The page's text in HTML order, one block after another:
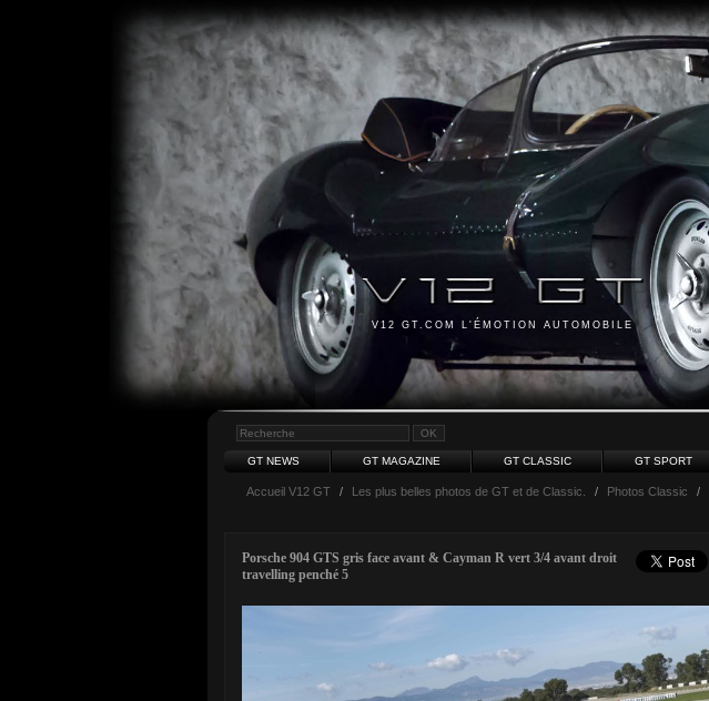
V12 GT.COM L'ÉMOTION AUTOMOBILE
GT NEWS GT MAGAZINE GT CLASSIC GT SPORT
Accueil V12 GT / Les plus belles photos de GT et de Classic. / Photos Classic /
Porsche 904 GTS gris face avant & Cayman R vert 3/4 avant droit
travelling penché 5